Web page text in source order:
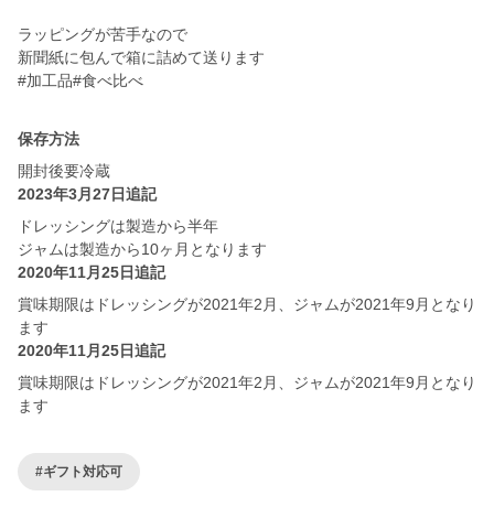
ラッピングが苦手なので
新聞紙に包んで箱に詰めて送ります
#加工品#食べ比べ
保存方法
開封後要冷蔵
2023年3月27日追記
ドレッシングは製造から半年
ジャムは製造から10ヶ月となります
2020年11月25日追記
賞味期限はドレッシングが2021年2月、ジャムが2021年9月となり
ます
2020年11月25日追記
賞味期限はドレッシングが2021年2月、ジャムが2021年9月となり
ます
#ギフト対応可